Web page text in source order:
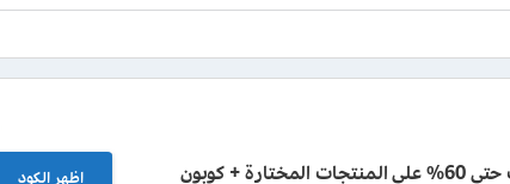
عروض ستور اص 2026 بتخفيضات حتى 60% على المنتجات المختارة + كوبون
اظهر الكود